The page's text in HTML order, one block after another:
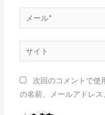
*
ー
ル
イ
次回のコメントで使
の名前、メールアドレス